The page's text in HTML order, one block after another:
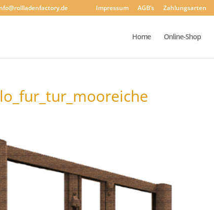
Impressum AGB’s Zahlungsarten
Home Online-Shop